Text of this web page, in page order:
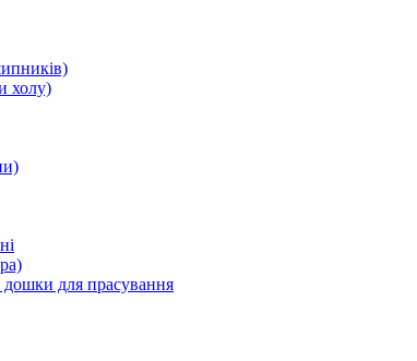
холу)
дошки для прасування